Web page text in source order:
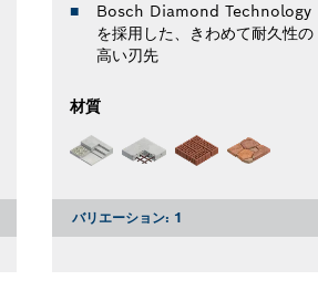
Bosch Diamond Technology
を採用した、きわめて耐久性の
高い刃先
材質
バリエーション: 1